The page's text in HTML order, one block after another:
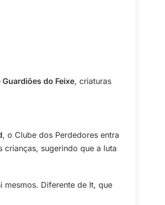
Guardiões do Feixe, criaturas
, o Clube dos Perdedores entra
crianças, sugerindo que a luta
mesmos. Diferente de It, que